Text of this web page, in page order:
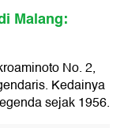
Malang:
No. 2,
Kedainya
sejak 1956.